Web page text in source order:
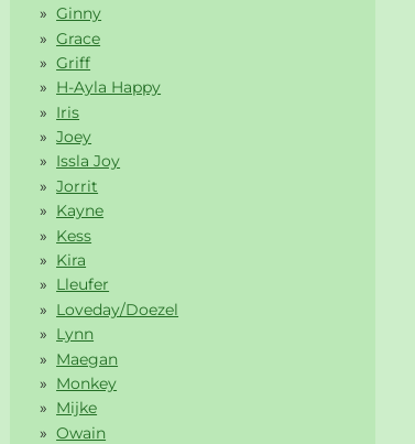
Ginny
Grace
Griff
H-Ayla Happy
Iris
Joey
Issla Joy
Jorrit
Kayne
Kess
Kira
Lleufer
Loveday/Doezel
Lynn
Maegan
Monkey
Mijke
Owain